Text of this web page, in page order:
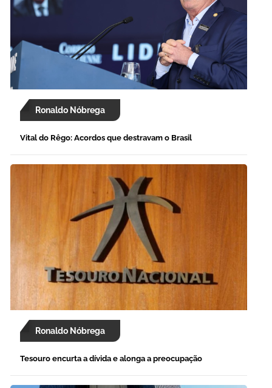
Ronaldo Nóbrega
Vital do Rêgo: Acordos que destravam o Brasil
Ronaldo Nóbrega
Tesouro encurta a dívida e alonga a preocupação